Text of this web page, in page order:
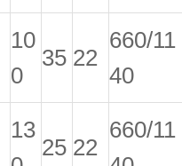
10
0
35 22
660/11
40
13
25 22
660/11